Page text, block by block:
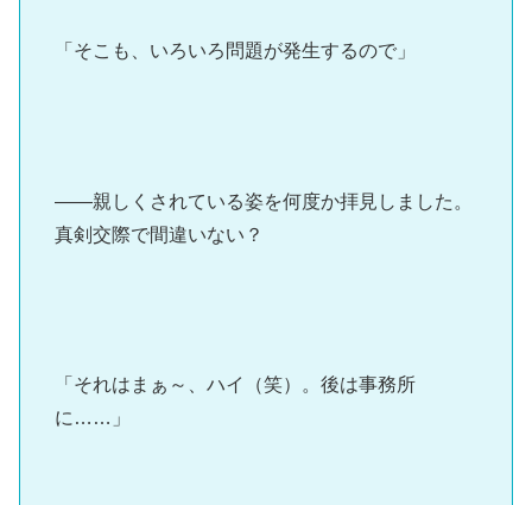
「そこも、いろいろ問題が発生するので」
――親しくされている姿を何度か拝見しました。
真剣交際で間違いない？
「それはまぁ～、ハイ（笑）。後は事務所
に……」